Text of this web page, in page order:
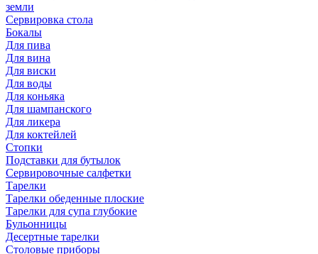
земли
Сервировка стола
Бокалы
Для пива
Для вина
Для виски
Для воды
Для коньяка
Для шампанского
Для ликера
Для коктейлей
Стопки
Подставки для бутылок
Сервировочные салфетки
Тарелки
Тарелки обеденные плоские
Тарелки для супа глубокие
Бульонницы
Десертные тарелки
Столовые приборы